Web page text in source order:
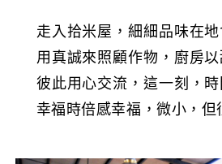
走入拾米屋，細細品味在
用真誠來照顧作物，廚房以
彼此用心交流，這一刻，
幸福時倍感幸福，微小，但